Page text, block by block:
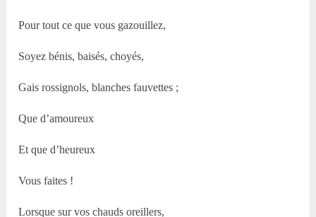
Pour tout ce que vous gazouillez,
Soyez bénis, baisés, choyés,
Gais rossignols, blanches fauvettes ;
Que d’amoureux
Et que d’heureux
Vous faites !
Lorsque sur vos chauds oreillers,